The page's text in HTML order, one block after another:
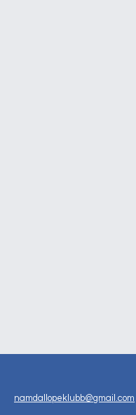
namdallopeklubb@gmail.com